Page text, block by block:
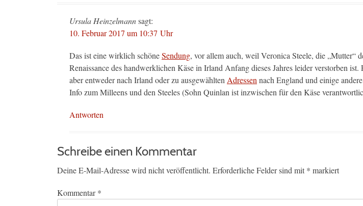
Ursula Heinzelmannsagt:
10. Februar 2017 um 10:37 Uhr
Das ist eine wirklich schöneSendung, vor allem auch, weil Veronica Steele, die „Mutter“
Renaissance des handwerklichen Käse in Irland Anfang dieses Jahres leider verstorben
aber entweder nach Irland oder zu ausgewählten Adressen nach England und einige
Info zum Milleens und den Steeles (Sohn Quinlan ist inzwischen für den Käse
Antworten
Schreibe einen Kommentar
Deine E-Mail-Adresse wird nicht veröffentlicht. Erforderliche Felder sind mit * markiert
Kommentar*